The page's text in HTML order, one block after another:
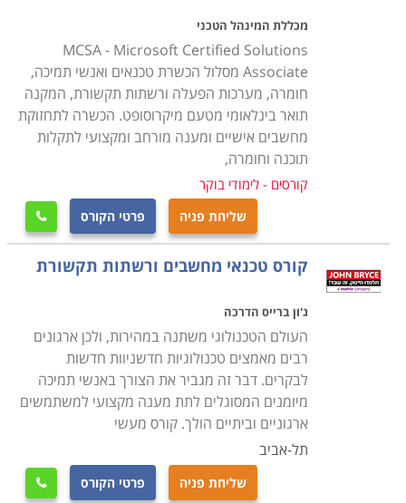
כוללים היכרות מעמיקה עם מבנה המחשב, סוגי מחשבים,
ציוד משלים, מערכות הפעלה, תחזוקה שוטפת, התקנה של
תוכנות וחומרות שונות, רשתות תקשורת, שדרוג תוכנות
וגרסאות, טיפול בתקלות ובכשלים מערכתיים ונושאים רבים
אחרים. הלימודים מתבצעים בדרך כלל במכללות מקצועיות
שלהן מעבדות מחשבים משוכללות כאשר במהלך הקורס
המשתתפים מתרגלים באופן מעשי את מה שלמדו ואת
העבודה שבה יעסקו בעתיד.
קורס טכנאי מחשבים ניידים
עוסק בלימוד מעמיק של מבנה המחשב הנייד, חומרה,
פירוק מחשבים ניידים והרכבתם, איתור תקלות, התקנת
תוכנות על מחשב נייד ועוד.
קורס טכנאי מחשבים עם הסמכת MCITP
במסגרת הקורס תלמדו נושאי חומרה וטכנאות, טכנולוגיות
מתקדמות, איתור תקלות, מערכות הפעלה ועוד תחומים
שעליהם אחראי טכנאי המחשבים. במקביל תעסקו גם
בעבודת מנהל רשתות תקשורת ותלמדו איך בונים רשת
מכללת המינהל הטכני
MCSA - Microsoft Certified Solutions
Associate מסלול הכשרת טכנאים ואנשי תמיכה,
חומרה, מערכות הפעלה ורשתות תקשורת, המקנה
תואר בינלאומי מטעם מיקרוסופט. הכשרה לתחזוקת
מחשבים אישיים ומענה מורחב ומקצועי לתקלות
תוכנה וחומרה,
קורסים - לימודי בוקר
שליחת פניה פרטי הקורס 
קורס טכנאי מחשבים ורשתות תקשורת
ג'ון ברייס הדרכה
העולם הטכנולוגי משתנה במהירות, ולכן ארגונים
רבים מאמצים טכנולוגיות חדשניוות חדשות
לבקרים. דבר זה מגביר את הצורך באנשי תמיכה
מיומנים המסוגלים לתת מענה מקצועי למשתמשים
ארגוניים וביתיים הולך. קורס מעשי
תל-אביב
שליחת פניה פרטי הקורס 